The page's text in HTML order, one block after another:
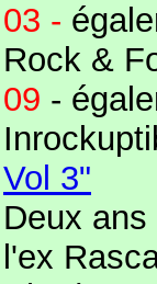
03 -
Rock &
09 -
Vol 3"
Deux
l'ex